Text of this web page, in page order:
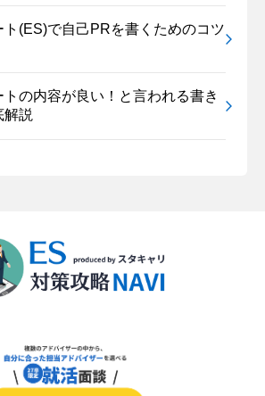
ト(ES)で自己PRを書くためのコツ
の内容が良い！と言われる書き
解説